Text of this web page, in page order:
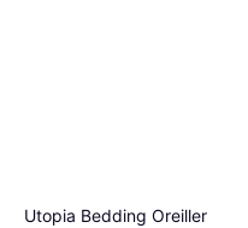
Utopia Bedding Oreiller